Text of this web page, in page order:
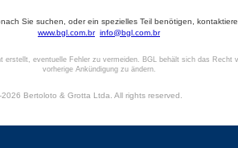
Sie suchen, oder ein spezielles Teil benötigen,
www.bgl.com.br info@bgl.com.br
erstellt, eventuelle Fehler zu vermeiden. BGL behält sich das Recht
vorherige Ankündigung zu ändern.
Bertoloto & Grotta Ltda. All rights reserved.